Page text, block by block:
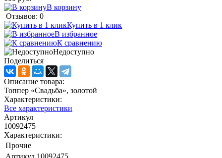
В корзину
Отзывов: 0
Купить в 1 клик
В избранное
К сравнению
Недоступно
Поделиться
Описание товара:
Топпер «Свадьба», золотой
Характеристики:
Все характеристики
Артикул
10092475
Характеристики:
Прочие
Артикул 10092475